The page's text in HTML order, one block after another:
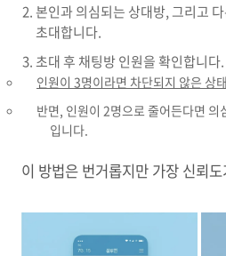
본인과 의심되는 상대방, 그리고
초대합니다.
초대 후 채팅방 인원을 확인합니다.
인원이 3명이라면 차단되지 않은 상태
반면, 인원이 2명으로 줄어든다면 의
입니다.
이 방법은 번거롭지만 가장 신뢰